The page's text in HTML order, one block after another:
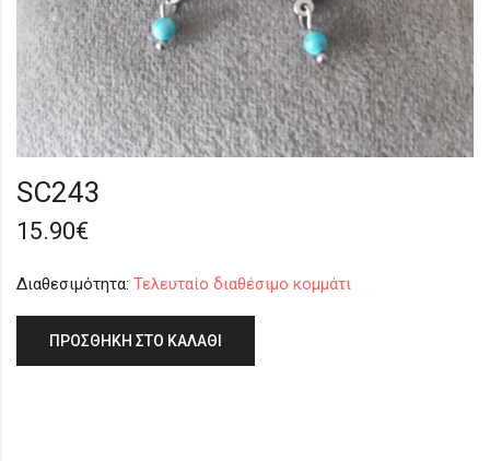
SC243
15.90€
Διαθεσιμότητα: Τελευταίο διαθέσιμο κομμάτι
ΠΡΟΣΘΉΚΗ ΣΤΟ ΚΑΛΆΘΙ